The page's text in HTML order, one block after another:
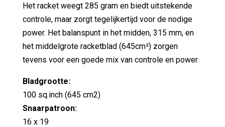
Het racket weegt 285 gram en biedt uitstekende
controle, maar zorgt tegelijkertijd voor de nodige
power. Het balanspunt in het midden, 315 mm, en
het middelgrote racketblad (645cm²) zorgen
tevens voor een goede mix van controle en power.
Bladgrootte:
100 sq.inch (645 cm2)
Snaarpatroon:
16 x 19